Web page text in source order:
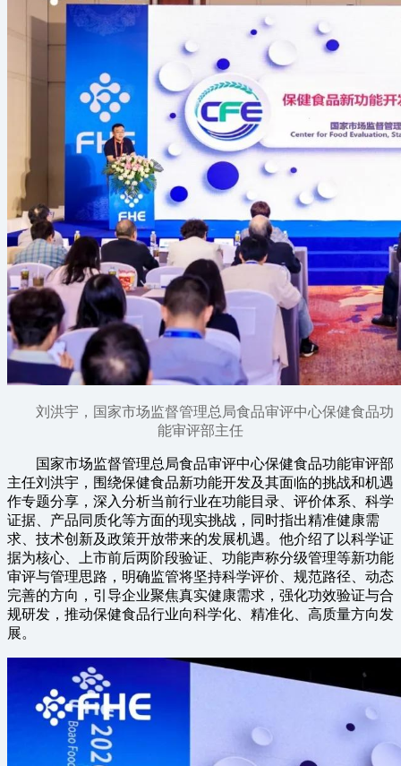
刘洪宇，国家市场监督管理总局食品审评中心保健食品功
能审评部主任
国家市场监督管理总局食品审评中心保健食品功能审评部
主任刘洪宇，围绕保健食品新功能开发及其面临的挑战和机遇
作专题分享，深入分析当前行业在功能目录、评价体系、科学
证据、产品同质化等方面的现实挑战，同时指出精准健康需
求、技术创新及政策开放带来的发展机遇。他介绍了以科学证
据为核心、上市前后两阶段验证、功能声称分级管理等新功能
审评与管理思路，明确监管将坚持科学评价、规范路径、动态
完善的方向，引导企业聚焦真实健康需求，强化功效验证与合
规研发，推动保健食品行业向科学化、精准化、高质量方向发
展。